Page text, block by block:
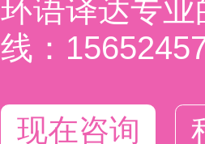
环语译达专
线：
现在咨询